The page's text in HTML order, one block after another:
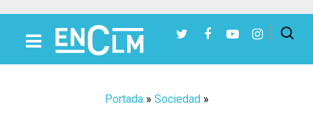
Portada» Sociedad»